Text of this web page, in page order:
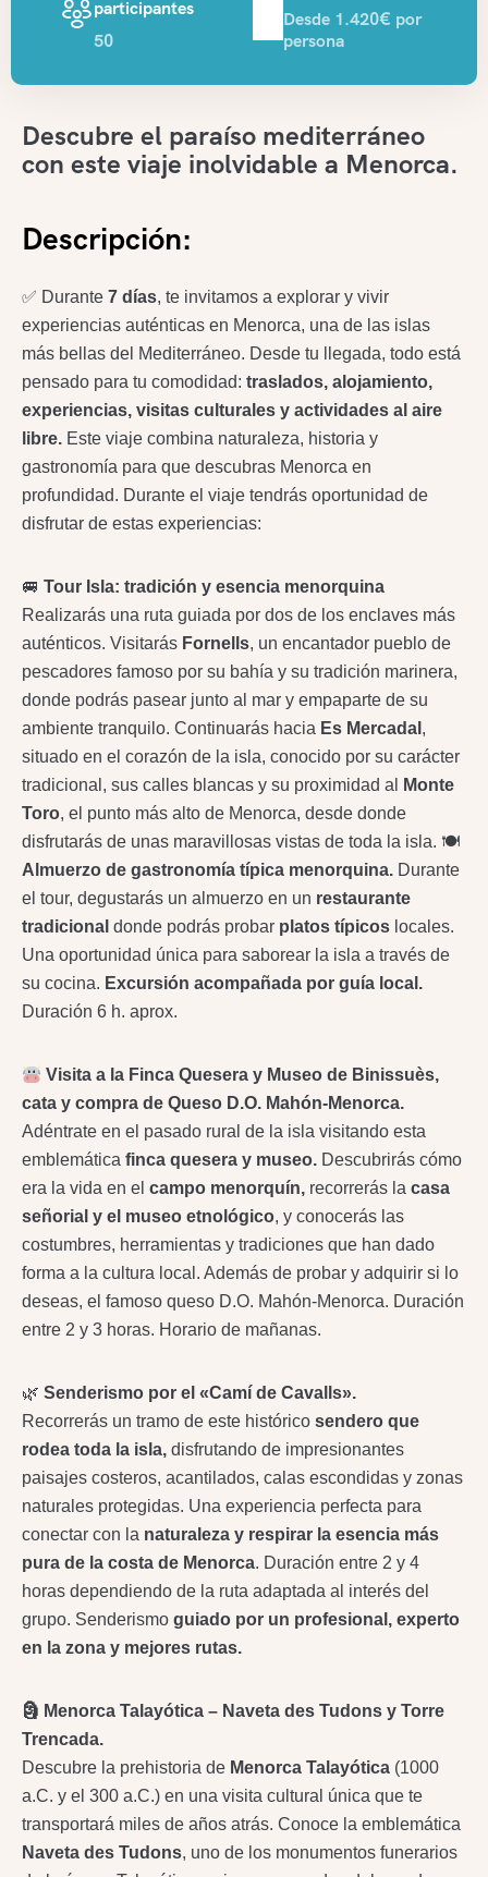
participantes
50
Desde 1.420€ por
persona
Descubre el paraíso mediterráneo
con este viaje inolvidable a Menorca.
Descripción:
✅​ Durante 7 días, te invitamos a explorar y vivir
experiencias auténticas en Menorca, una de las islas
más bellas del Mediterráneo. Desde tu llegada, todo está
pensado para tu comodidad: traslados, alojamiento,
experiencias, visitas culturales y actividades al aire
libre. Este viaje combina naturaleza, historia y
gastronomía para que descubras Menorca en
profundidad. Durante el viaje tendrás oportunidad de
disfrutar de estas experiencias:
🚐 Tour Isla: tradición y esencia menorquina
Realizarás una ruta guiada por dos de los enclaves más
auténticos. Visitarás Fornells, un encantador pueblo de
pescadores famoso por su bahía y su tradición marinera,
donde podrás pasear junto al mar y empaparte de su
ambiente tranquilo. Continuarás hacia Es Mercadal ,
situado en el corazón de la isla, conocido por su carácter
tradicional, sus calles blancas y su proximidad al
Monte
Toro, el punto más alto de Menorca, desde donde
disfrutarás de unas maravillosas vistas de toda la isla. 🍽️
Almuerzo de gastronomía típica menorquina. Durante
el tour, degustarás un almuerzo en un restaurante
tradicional donde podrás probar platos típicos locales.
Una oportunidad única para saborear la isla a través de
su cocina. Excursión acompañada por guía local.
Duración 6 h. aprox.
Visita a la Finca Quesera y Museo de Binissuès,
cata y compra de Queso D.O. Mahón-Menorca.
Adéntrate en el pasado rural de la isla visitando esta
emblemática finca quesera y museo. Descubrirás cómo
era la vida en el campo menorquín, recorrerás la casa
señorial y el museo etnológico, y conocerás las
costumbres, herramientas y tradiciones que han dado
forma a la cultura local. Además de probar y adquirir si lo
deseas, el famoso queso D.O. Mahón-Menorca. Duración
entre 2 y 3 horas. Horario de mañanas.
🌿 Senderismo por el «Camí de Cavalls».
Recorrerás un tramo de este histórico sendero que
rodea toda la isla, disfrutando de impresionantes
paisajes costeros, acantilados, calas escondidas y zonas
naturales protegidas. Una experiencia perfecta para
conectar con la naturaleza y respirar la esencia más
pura de la costa de Menorca. Duración entre 2 y 4
horas dependiendo de la ruta adaptada al interés del
grupo. Senderismo guiado por un profesional, experto
en la zona y mejores rutas.
🗿 Menorca Talayótica – Naveta des Tudons y Torre
Trencada.
Descubre la prehistoria de Menorca Talayótica (1000
a.C. y el 300 a.C.) en una visita cultural única que te
transportará miles de años atrás. Conoce la emblemática
Naveta des Tudons, uno de los monumentos funerarios